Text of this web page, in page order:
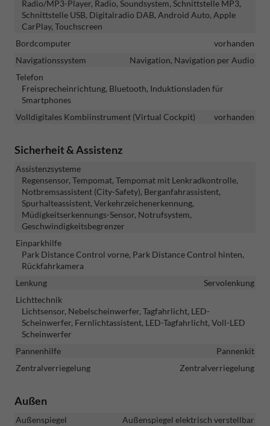
Radio/MP3-Player, Radio, Soundsystem, Schnittstelle MP3,
Schnittstelle USB, Digitalradio DAB, Android Auto, Apple
CarPlay, Touchscreen
Bordcomputer
vorhanden
Navigationssystem
Navigation, Navigation per Audio
Telefon
Freisprecheinrichtung, Bluetooth, Induktionsladen für
Smartphones
Volldigitales Kombiinstrument (Virtual Cockpit)
vorhanden
Sicherheit & Assistenz
Assistenzsysteme
Regensensor, Tempomat, Tempomat mit Lenkradkontrolle,
Notbremsassistent (City-Safety), Berganfahrassistent,
Spurhalteassistent, Verkehrzeichenerkennung,
Müdigkeitserkennungs-Sensor, Notrufsystem,
Geschwindigkeitsbegrenzer
Einparkhilfe
Park Distance Control vorne, Park Distance Control hinten,
Rückfahrkamera
Lenkung
Servolenkung
Lichttechnik
Lichtsensor, Nebelscheinwerfer, Tagfahrlicht, LED-
Scheinwerfer, Fernlichtassistent, LED-Tagfahrlicht, Voll-LED
Scheinwerfer
Pannenhilfe
Pannenkit
Zentralverriegelung
Zentralverriegelung
Außen
Außenspiegel
Außenspiegel elektrisch verstellbar